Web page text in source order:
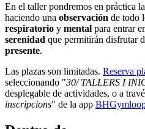
En el taller pondremos en práctica la
haciendo una observación de todo
respiratorio y mental para entrar
serenidad que permitirán disfrutar
presente.
Las plazas son limitadas. Reserva
seleccionando "30/ TALLERS I
desplegable de actividades, o a
inscripcions" de la app